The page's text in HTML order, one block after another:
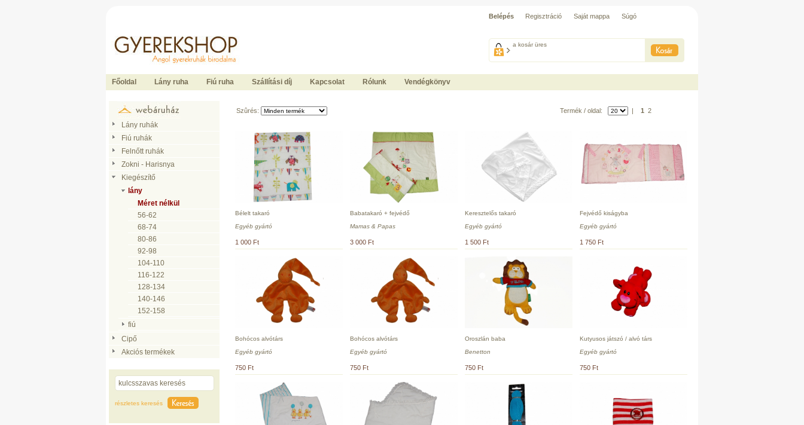
Belépés Regisztráció Saját mappa
Súgó
a kosár üres
Főoldal Lány ruha Fiú ruha Szállítási díj Kapcsolat Rólunk Vendégkönyv
Lány ruhák
Fiú ruhák
Felnőtt ruhák
Zokni - Harisnya
Kiegészítő
lány
Méret nélkül
56-62
68-74
80-86
92-98
104-110
116-122
128-134
140-146
152-158
fiú
Cipő
Akciós termékek
részletes keresés
Szûrés: Termék / oldal: | 1 2
Bélelt takaró
Egyéb gyártó
1 000 Ft
Babatakaró + fejvédő
Mamas & Papas
3 000 Ft
Keresztelős takaró
Egyéb gyártó
1 500 Ft
Fejvédő kiságyba
Egyéb gyártó
1 750 Ft
Bohócos alvótárs
Egyéb gyártó
750 Ft
Bohócos alvótárs
Egyéb gyártó
750 Ft
Oroszlán baba
Benetton
750 Ft
Kutyusos játszó / alvó társ
Egyéb gyártó
750 Ft